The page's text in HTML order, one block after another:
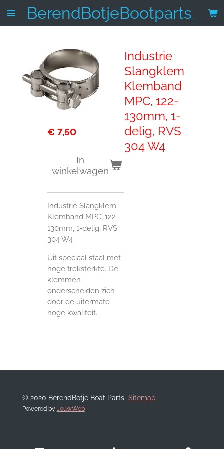
Ga
hoofdinhoud
BerendBotjeBootparts.nl
Industrie
Slangklem
Klemband
MPC, 122-
130mm, 1-
delig, RVS
304 W4
€ 7,50
In
winkelwagen
Industrie Slangklem
Klemband MPC, 122-
130mm, 1-delig, RVS
304 W4
Uit speciaal staal met
hoge treksterkte. De
klemmen
onderscheiden zich
door de uitermate
hoge kwaliteit.
© 2020 BerendBotje Boat Parts Sitemap
Powered by JouwWeb